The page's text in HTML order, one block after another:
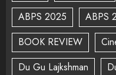
ABPS 2025
ABPS
BOOK REVIEW
Du Gu Lajkshman